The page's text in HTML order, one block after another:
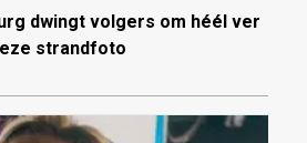
dwingt volgers om héél ver
strandfoto